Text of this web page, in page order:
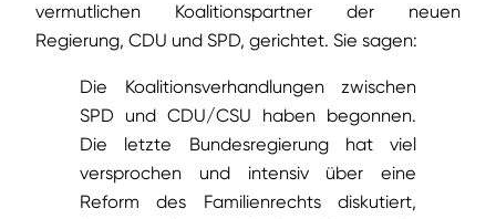
vermutlichen Koalitionspartner der neuen
Regierung, CDU und SPD, gerichtet. Sie sagen:
Die Koalitionsverhandlungen zwischen
SPD und CDU/CSU haben begonnen.
Die letzte Bundesregierung hat viel
versprochen und intensiv über eine
Reform des Familienrechts diskutiert,